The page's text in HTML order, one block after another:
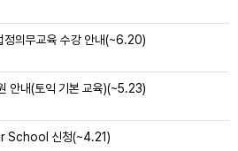
의무교육 수강 안내(~6.20)
안내(토익 기본 교육)(~5.23)
School 신청(~4.21)